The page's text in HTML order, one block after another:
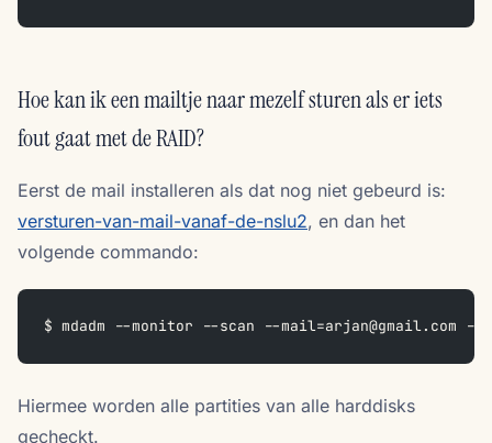
Hoe kan ik een mailtje naar mezelf sturen als er iets
fout gaat met de RAID?
Eerst de mail installeren als dat nog niet gebeurd is:
versturen-van-mail-vanaf-de-nslu2, en dan het
volgende commando:
$ mdadm --monitor --scan --mail=arjan@gmail.com --
Hiermee worden alle partities van alle harddisks
gecheckt.